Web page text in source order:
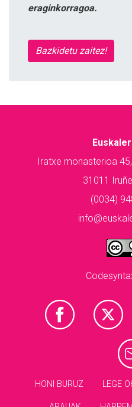
eraginkorragoa.
Bazkidetu zaitez!
Iratxe monasterioa
31011
(0034)
HONI BURUZ LEGE